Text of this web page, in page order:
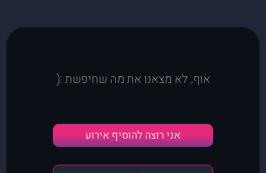
אוף, לא מצאנו את מה שחיפשת :(
אני רוצה להוסיף אירוע